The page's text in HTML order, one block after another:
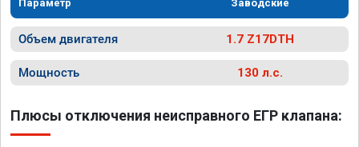
Параметр Заводские
Объем двигателя 1.7 Z17DTH
Мощность 130 л.с.
Плюсы отключения неисправного ЕГР клапана: